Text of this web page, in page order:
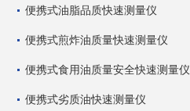
便携式油脂品质快速测量仪
便携式煎炸油质量快速测量仪
便携式食用油质量安全快速测量仪
便携式劣质油快速测量仪